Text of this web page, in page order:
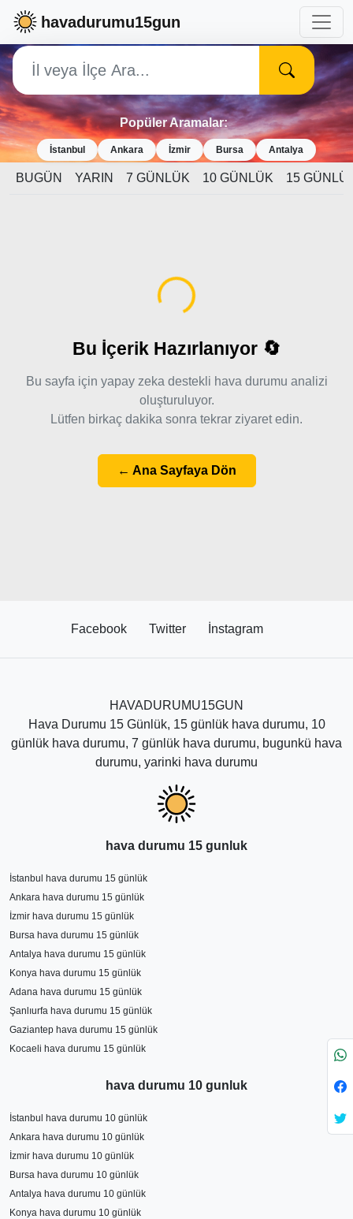
havadurumu15gun
Popüler Aramalar:
İstanbul Ankara İzmir Bursa Antalya
BUGÜN YARIN 7 GÜNLÜK 10 GÜNLÜK 15
Yükleniyor...
Bu İçerik Hazırlanıyor 🔄
Bu sayfa için yapay zeka destekli hava durumu analizi
oluşturuluyor.
Lütfen birkaç dakika sonra tekrar ziyaret edin.
← Ana Sayfaya Dön
Facebook Twitter İnstagram
HAVADURUMU15GUN
Hava Durumu 15 Günlük, 15 günlük hava durumu, 10
günlük hava durumu, 7 günlük hava durumu, bugunkü hava
durumu, yarinki hava durumu
hava durumu 15 gunluk
İstanbul hava durumu 15 günlük
Ankara hava durumu 15 günlük
İzmir hava durumu 15 günlük
Bursa hava durumu 15 günlük
Antalya hava durumu 15 günlük
Konya hava durumu 15 günlük
Adana hava durumu 15 günlük
Şanlıurfa hava durumu 15 günlük
Gaziantep hava durumu 15 günlük
Kocaeli hava durumu 15 günlük
hava durumu 10 gunluk
İstanbul hava durumu 10 günlük
Ankara hava durumu 10 günlük
İzmir hava durumu 10 günlük
Bursa hava durumu 10 günlük
Antalya hava durumu 10 günlük
Konya hava durumu 10 günlük